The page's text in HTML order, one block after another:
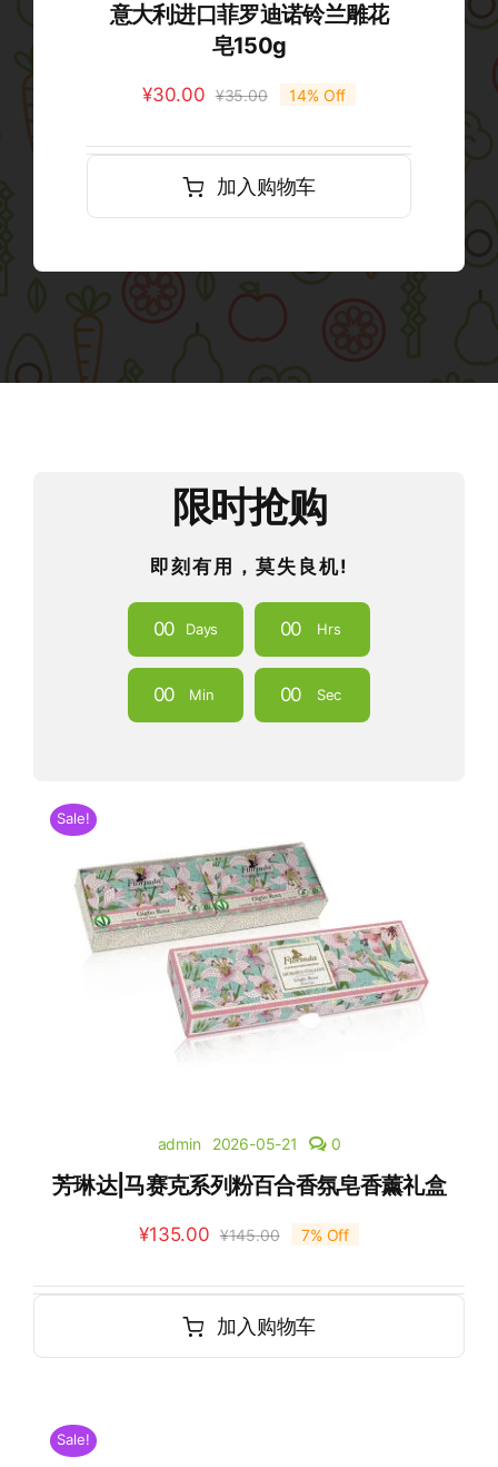
意大利进口菲罗迪诺铃兰雕花
皂150g
¥35.00
¥30.00 14% Off
加入购物车
限时抢购
即刻有用，莫失良机!
00 Days 00 Hrs
00 Min 00 Sec
Sale!
admin 2026-05-21 0
芳琳达|马赛克系列粉百合香氛皂香薰礼盒
¥145.00
¥135.00 7% Off
加入购物车
Sale!